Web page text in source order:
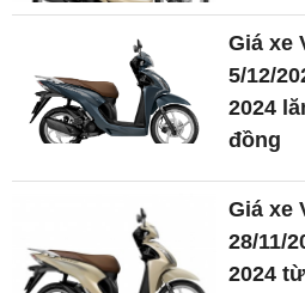
Giá xe
5/12/
2024
đồng
Giá xe
28/11/
2024